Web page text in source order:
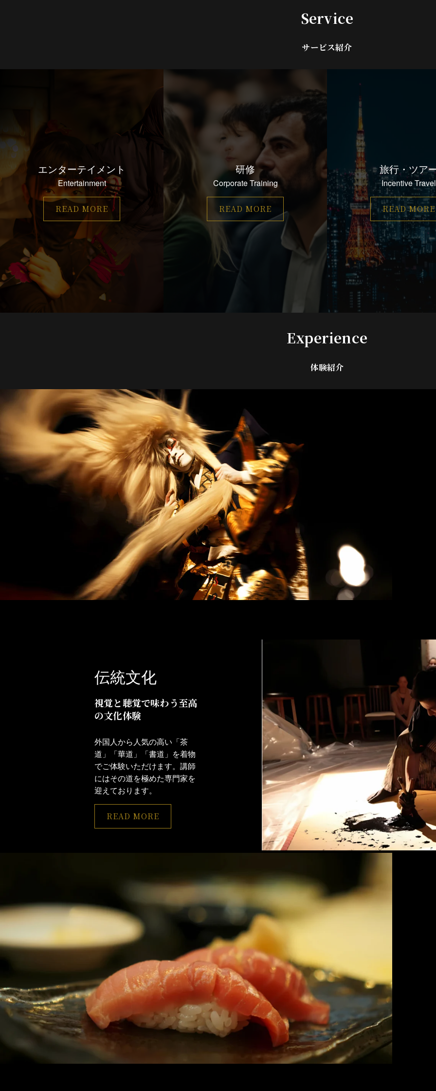
Service
サービス紹介
エンターテイメント
Entertainment
READ MORE
研修
Corporate Training
READ MORE
旅行・ツア
Incentive Travel
READ MORE
Experience
体験紹介
伝統文化
視覚と聴覚で味わう至高
の文化体験
外国人から人気の高い「茶
道」「華道」「書道」を着物
でご体験いただけます。講師
にはその道を極めた専門家を
迎えております。
READ MORE